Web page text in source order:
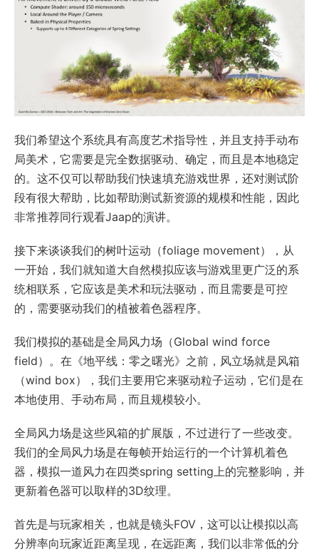
我们希望这个系统具有高度艺术指导性，并且支持手动布
局美术，它需要是完全数据驱动、确定，而且是本地稳定
的。这不仅可以帮助我们快速填充游戏世界，还对测试阶
段有很大帮助，比如帮助测试新资源的规模和性能，因此
非常推荐同行观看Jaap的演讲。
接下来谈谈我们的树叶运动（foliage movement），从
一开始，我们就知道大自然模拟应该与游戏里更广泛的系
统相联系，它应该是美术和玩法驱动，而且需要是可控
的，需要驱动我们的植被着色器程序。
我们模拟的基础是全局风力场（Global wind force
field）。在《地平线：零之曙光》之前，风立场就是风箱
（wind box），我们主要用它来驱动粒子运动，它们是在
本地使用、手动布局，而且规模较小。
全局风力场是这些风箱的扩展版，不过进行了一些改变。
我们的全局风力场是在每帧开始运行的一个计算机着色
器，模拟一道风力在四类spring setting上的完整影响，并
更新着色器可以取样的3D纹理。
首先是与玩家相关，也就是镜头FOV，这可以让模拟以高
分辨率向玩家近距离呈现，在远距离，我们以非常低的分